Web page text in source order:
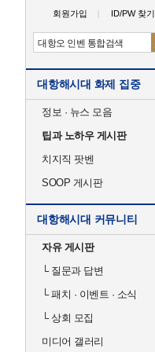
회원가입 ID/PW 찾기
대항해시대 화제 집중
정보 · 뉴스 모음
팁과 노하우 게시판
치지직 팟벤
SOOP 게시판
대항해시대 커뮤니티
자유 게시판
└질문과 답변
└패치 · 이벤트 · 소식
└상회 모집
미디어 갤러리